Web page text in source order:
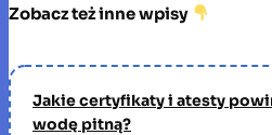
Zobacz też inne wpisy
Jakie certyfikaty i atesty
wodę pitną?